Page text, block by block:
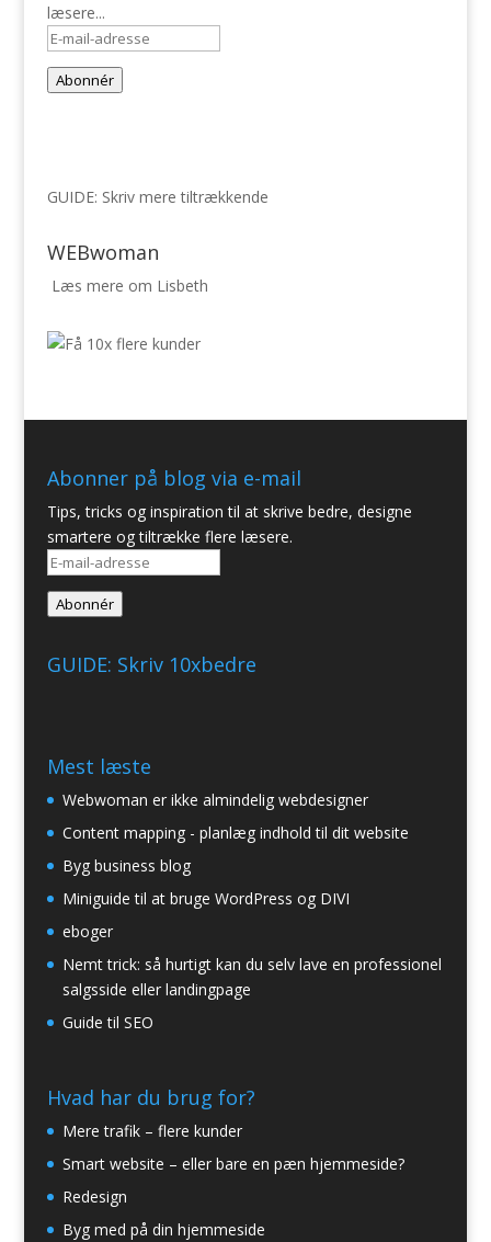
læsere...
E-
mail-
adresse
Abonnér
GUIDE: Skriv mere tiltrækkende
WEBwoman
Læs mere om Lisbeth
Abonner på blog via e-mail
Tips, tricks og inspiration til at skrive bedre, designe
smartere og tiltrække flere læsere.
E-
adresse
Abonnér
GUIDE: Skriv 10xbedre
Mest læste
Webwoman er ikke almindelig webdesigner
Content mapping - planlæg indhold til dit website
Byg business blog
Miniguide til at bruge WordPress og DIVI
eboger
Nemt trick: så hurtigt kan du selv lave en professionel
salgsside eller landingpage
Guide til SEO
Hvad har du brug for?
Mere trafik – flere kunder
Smart website – eller bare en pæn hjemmeside?
Redesign
Byg med på din hjemmeside